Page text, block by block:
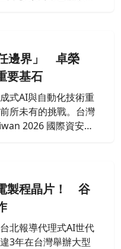
侵，電話派車、網
，孕婦接送等特殊服
邊界」 卓榮
要基石
式AI與自動化技術重
所未有的挑戰。台灣
2026 國際資安組
如何重建可信賴的資
親臨致詞，他強調資
國家安
製程晶片！ 谷
北報導代理式AI世代
3年在台灣舉辦大型